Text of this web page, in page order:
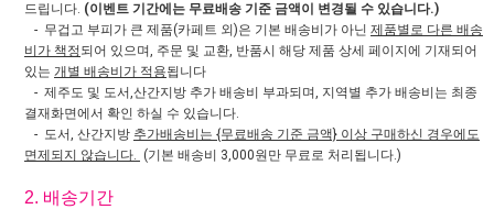
드립니다. (이벤트 기간에는 무료배송 기준 금액이 변경될 수 있습니다.)
- 무겁고 부피가 큰 제품(카페트 외)은 기본 배송비가 아닌 제품별로 다른 배송
비가 책정되어 있으며, 주문 및 교환, 반품시 해당 제품 상세 페이지에 기재되어
있는 개별 배송비가 적용됩니다
- 제주도 및 도서,산간지방 추가 배송비 부과되며, 지역별 추가 배송비는 최종
결재화면에서 확인 하실 수 있습니다.
- 도서, 산간지방 추가배송비는 {무료배송 기준 금액} 이상 구매하신 경우에도
면제되지 않습니다. (기본 배송비 3,000원만 무료로 처리됩니다.)
2. 배송기간